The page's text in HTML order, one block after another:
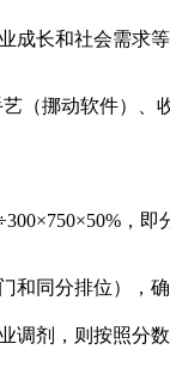
和社会需求
挪动软件）、
，即
同分排位），
剂，则按照分